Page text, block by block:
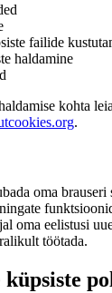
failide
haldamine
kohta
.
oma brauseri
oma eelistusi
töötada.
küpsiste